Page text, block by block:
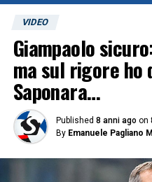
VIDEO
Giampaolo
ma sul rigore ho
Saponara…
Published 8 anni ago on
By Emanuele Pagliano